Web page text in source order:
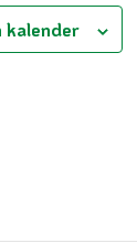
kalender